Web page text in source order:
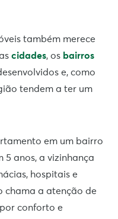
também merece
cidades, os bairros
e, como
tendem a ter um
em um bairro
5 anos, a vizinhança
hospitais e
chama a atenção de
conforto e